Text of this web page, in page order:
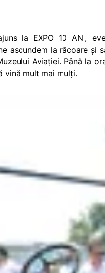
la EXPO 10 ANI,
ascundem la răcoare şi
Aviaţiei. Până la
vină mult mai mulţi.